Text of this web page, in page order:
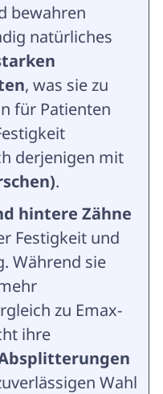
bewahren
natürliches
, was sie zu
für Patienten
derjenigen mit
.
hintere Zähne
Festigkeit und
Während sie
zu Emax-
ihre
Wahl